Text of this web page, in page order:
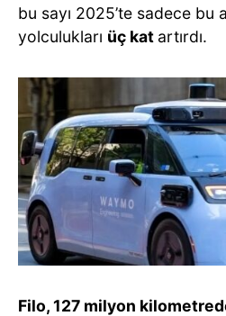
bu sayı 2025’te sadece bu
yolculukları üç kat artırdı.
Filo, 127 milyon